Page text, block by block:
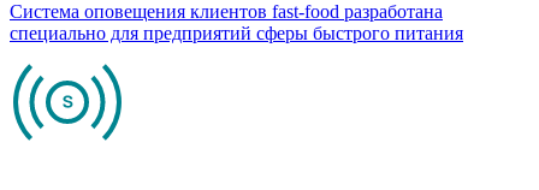
Система оповещения клиентов fast-food разработана
специально для предприятий сферы быстрого питания